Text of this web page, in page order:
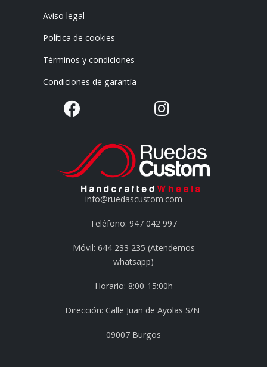
Aviso legal
Política de cookies
Términos y condiciones
Condiciones de garantía
info@ruedascustom.com
Teléfono: 947 042 997
Móvil: 644 233 235 (Atendemos
whatsapp)
Horario: 8:00-15:00h
Dirección: Calle Juan de Ayolas S/N
09007 Burgos